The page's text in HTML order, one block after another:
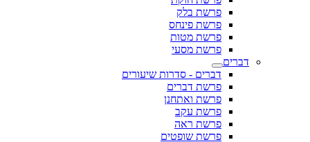
פרשת בלק
פרשת פינחס
פרשת מטות
פרשת מסעי
דברים
דברים - סדרות שיעורים
פרשת דברים
פרשת ואתחנן
פרשת עקב
פרשת ראה
פרשת שופטים